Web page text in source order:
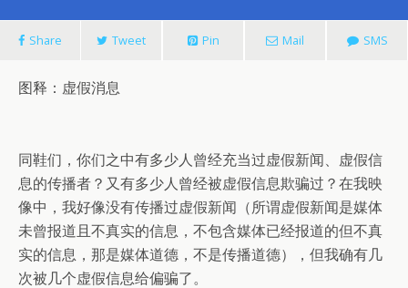
Share Tweet Pin Mail SMS
图释：虚假消息
同鞋们，你们之中有多少人曾经充当过虚假新闻、虚假信
息的传播者？又有多少人曾经被虚假信息欺骗过？在我映
像中，我好像没有传播过虚假新闻（所谓虚假新闻是媒体
未曾报道且不真实的信息，不包含媒体已经报道的但不真
实的信息，那是媒体道德，不是传播道德），但我确有几
次被几个虚假信息给偏骗了。